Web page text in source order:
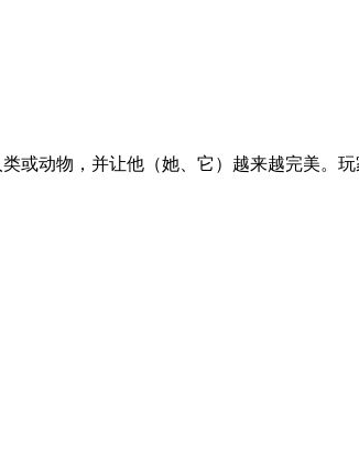
或动物，并让他（她、它）越来越完美。